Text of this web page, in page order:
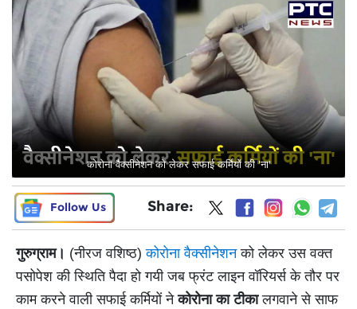
कोरोना वैक्सीनेशन को लेकर सफाई कर्मियों की 'ना'
Follow Us Share:
गुरुग्राम। (नीरज वशिष्ठ)कोरोना वैक्सीनेशनको लेकर उस वक्त
पसोपेश की स्थिति पैदा हो गयी जब फ्रंट लाइन वॉरियर्स के तौर पर
काम करने वाली सफाई कर्मियों नेकोरोना का टीकालगवाने से साफ